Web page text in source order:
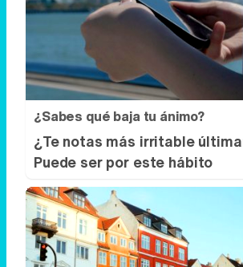
¿Sabes qué baja tu ánimo?
¿Te notas más irritable
Puede ser por este hábito